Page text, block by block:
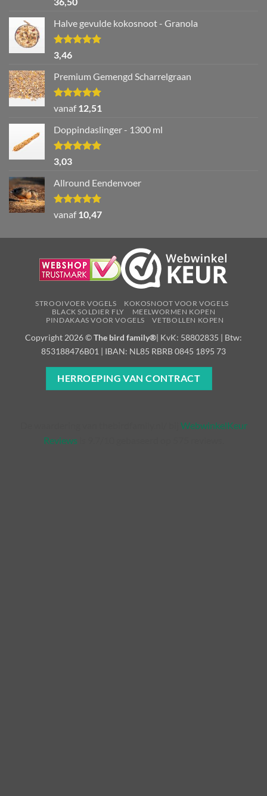
5.00
Halve gevulde kokosnoot - Granola
Waardering
5.00
3,46
Premium Gemengd Scharrelgraan
Waardering
uit 5
vanaf12,51
Doppindaslinger - 1300 ml
Waardering
5.00
3,03
Allround Eendenvoer
Waardering
uit 5
vanaf10,47
STROOIVOER VOGELS
KOKOSNOOT VOOR VOGELS
BLACK SOLDIER FLY
MEELWORMEN KOPEN
PINDAKAAS VOOR VOGELS
VETBOLLEN KOPEN
Copyright 2026 ©The bird family®| KvK: 58802835 | Btw:
853188476B01 | IBAN: NL85 RBRB 0845 1895 73
HERROEPING VAN CONTRACT
WebwinkelKeur
Reviews